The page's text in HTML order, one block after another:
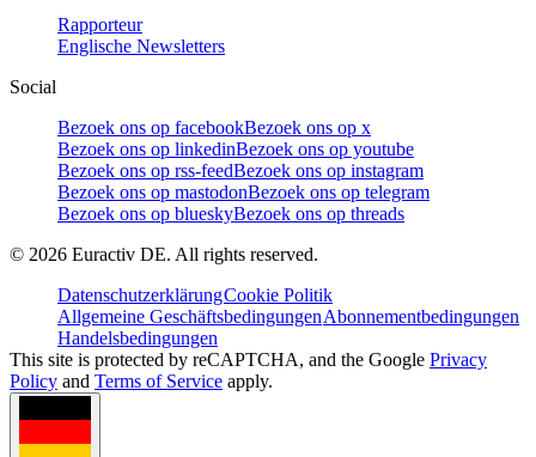
Rapporteur
Englische Newsletters
Social
Bezoek ons op facebookBezoek ons op x
Bezoek ons op linkedinBezoek ons op youtube
Bezoek ons op rss-feedBezoek ons op instagram
Bezoek ons op mastodonBezoek ons op telegram
Bezoek ons op blueskyBezoek ons op threads
© 2026 Euractiv DE. All rights reserved.
DatenschutzerklärungCookie Politik
Allgemeine GeschäftsbedingungenAbonnementbedingungen
Handelsbedingungen
This site is protected by reCAPTCHA, and the Google Privacy
Policy and Terms of Service apply.